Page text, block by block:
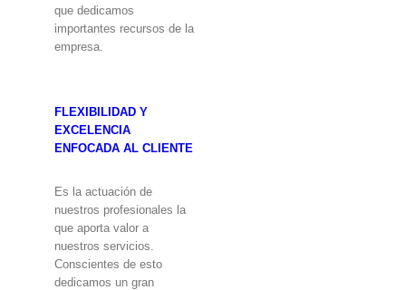
que dedicamos
importantes recursos de la
empresa.
FLEXIBILIDAD Y
EXCELENCIA
ENFOCADA AL CLIENTE
Es la actuación de
nuestros profesionales la
que aporta valor a
nuestros servicios.
Conscientes de esto
dedicamos un gran